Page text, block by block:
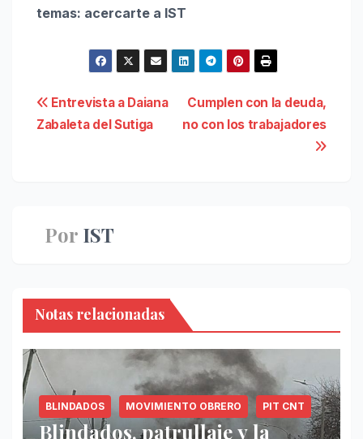
temas: acercarte a IST
Navegación
de
Cumplen con la deuda,
no con los trabajadores
Entrevista a Daiana
Zabaleta del Sutiga
Por IST
Notas relacionadas
BLINDADOS MOVIMIENTO OBRERO PIT CNT
Blindados, patrullaje y la